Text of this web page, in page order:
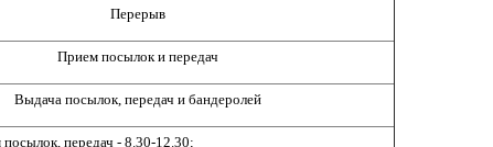
Перерыв
Прием посылок и передач
Выдача посылок, передач и бандеролей
передач - 8.30-12.30;